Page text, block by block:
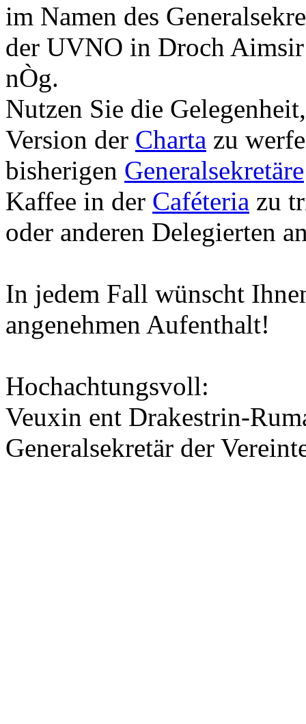
im Namen des
der UVNO in Droch
nÒg.
Nutzen Sie die
Version der Charta zu
bisherigen Generalsekretäre
Kaffee in der Caféteria zu
oder anderen Delegierten
In jedem Fall wünscht
angenehmen Aufenthalt!
Hochachtungsvoll:
Veuxin ent Drakestrin-
Generalsekretär der